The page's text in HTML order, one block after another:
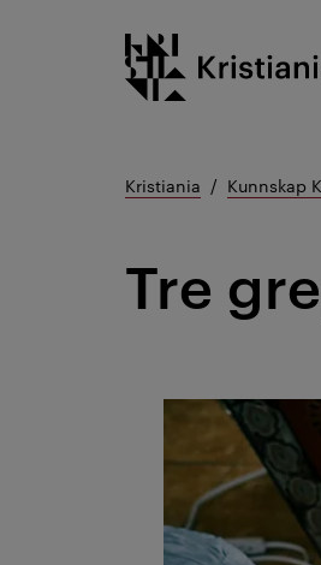
Kristiania logo
Kristiania Kunnskap
Tre